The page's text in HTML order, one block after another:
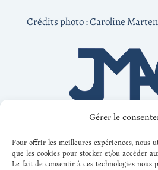
Gérer le
Pour offrir les meilleures expériences, nous
que les cookies pour stocker et/ou accéder
Le fait de consentir à ces technologies nous
Crédits photo :Caroline